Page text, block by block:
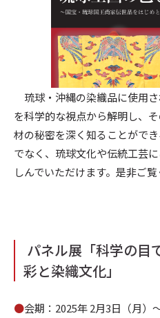
琉球・沖縄の染織品に使用
を科学的な視点から解明し、
材の秘密を深く知ることがで
でなく、琉球文化や伝統工芸
しんでいただけます。是非ご覧
パネル展 「科学の
彩と染織文化」
●会期：2025年 2月3日（月）